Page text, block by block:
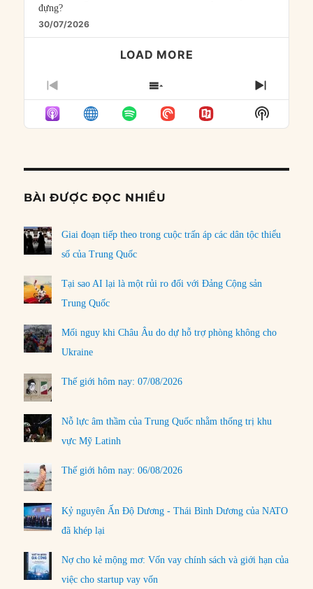
đựng?
30/07/2026
LOAD MORE
PREVIOUS
EPISODE
SHOW
EPISODES
LIST
NEXT
Show
Podcast
BÀI ĐƯỢC ĐỌC NHIỀU
Giai đoạn tiếp theo trong cuộc trấn áp các dân tộc thiểu
số của Trung Quốc
Tại sao AI lại là một rủi ro đối với Đảng Cộng sản
Trung Quốc
Mối nguy khi Châu Âu do dự hỗ trợ phòng không cho
Ukraine
Thế giới hôm nay: 07/08/2026
Nỗ lực âm thầm của Trung Quốc nhằm thống trị khu
vực Mỹ Latinh
Thế giới hôm nay: 06/08/2026
Kỷ nguyên Ấn Độ Dương - Thái Bình Dương của NATO
đã khép lại
Nợ cho kẻ mộng mơ: Vốn vay chính sách và giới hạn của
việc cho startup vay vốn